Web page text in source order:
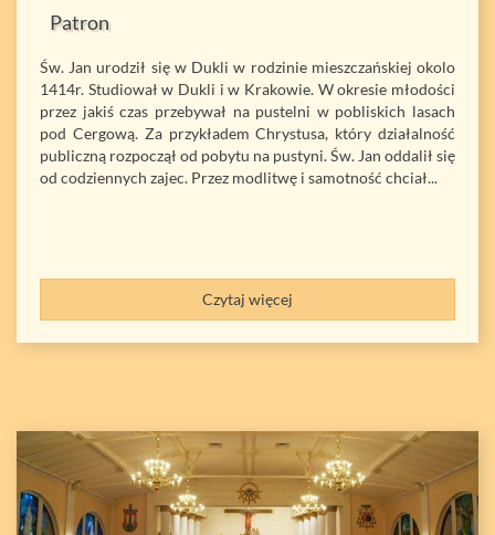
Patron
Św. Jan urodził się w Dukli w rodzinie mieszczańskiej okolo
1414r. Studiował w Dukli i w Krakowie. W okresie młodości
przez jakiś czas przebywał na pustelni w pobliskich lasach
pod Cergową. Za przykładem Chrystusa, który działalność
publiczną rozpoczął od pobytu na pustyni. Św. Jan oddalił się
od codziennych zajec. Przez modlitwę i samotność chciał...
Czytaj więcej